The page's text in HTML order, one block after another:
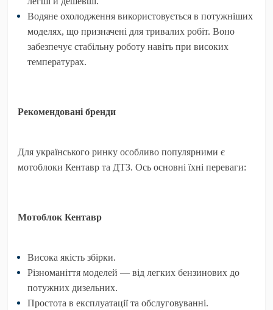
Водяне охолодження використовується в потужніших
моделях, що призначені для тривалих робіт. Воно
забезпечує стабільну роботу навіть при високих
температурах.
Рекомендовані бренди
Для українського ринку особливо популярними є
мотоблоки Кентавр та ДТЗ. Ось основні їхні переваги:
Мотоблок Кентавр
Висока якість збірки.
Різноманіття моделей — від легких бензинових до
потужних дизельних.
Простота в експлуатації та обслуговуванні.